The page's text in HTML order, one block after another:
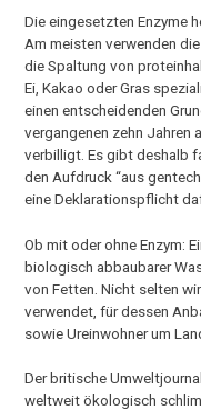
Die eingesetzten Enzyme
Am meisten verwenden
die Spaltung von
Ei, Kakao oder Gras
einen entscheidenden
vergangenen zehn Jahren
verbilligt. Es gibt deshalb
den Aufdruck “aus
eine Deklarationspflicht
Ob mit oder ohne Enzym:
biologisch abbaubarer
von Fetten. Nicht selten
verwendet, für dessen
sowie Ureinwohner um
Der britische
weltweit ökologisch